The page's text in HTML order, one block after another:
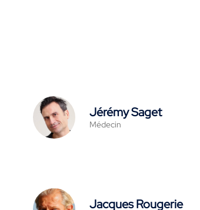
Jérémy Saget
Médecin
Jacques Rougerie